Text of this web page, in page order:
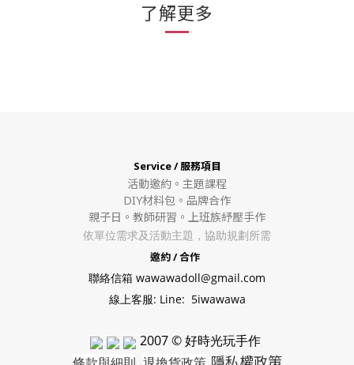
了解更多
Service / 服務項目
活動邀約。 主題課程
DIY材料包。 品牌合作
親子日。教師研習。上班族紓壓手作
依單位需求及活動主題，協助規劃所需
邀約 / 合作
聯絡信箱 wawawadoll@gmail.com
線上客服: Line: 5iwawawa
2007 © 好時光玩手作